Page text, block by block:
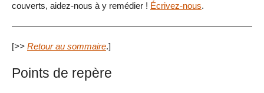
couverts, aidez-nous à y remédier ! Écrivez-nous.
[>> Retour au sommaire.]
Points de repère